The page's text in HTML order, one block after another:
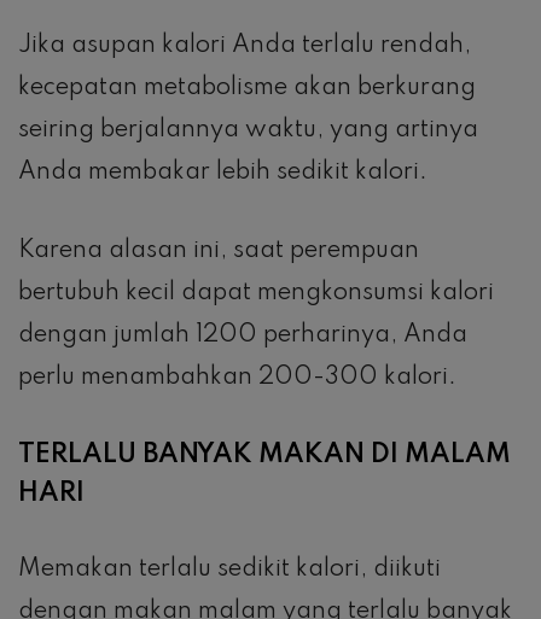
Jika asupan kalori Anda terlalu rendah,
kecepatan metabolisme akan berkurang
seiring berjalannya waktu, yang artinya
Anda membakar lebih sedikit kalori.
Karena alasan ini, saat perempuan
bertubuh kecil dapat mengkonsumsi kalori
dengan jumlah 1200 perharinya, Anda
perlu menambahkan 200-300 kalori.
TERLALU BANYAK MAKAN DI MALAM
HARI
Memakan terlalu sedikit kalori, diikuti
dengan makan malam yang terlalu banyak